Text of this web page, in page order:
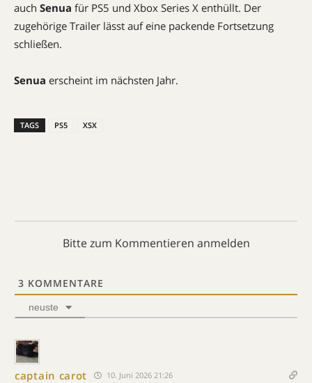
auch Senua für PS5 und Xbox Series X enthüllt. Der
zugehörige Trailer lässt auf eine packende Fortsetzung
schließen.
Senua erscheint im nächsten Jahr.
TAGS PS5 XSX
Bitte zum Kommentieren anmelden
3 KOMMENTARE
neuste
captain carot 10. Juni 2026 21:26